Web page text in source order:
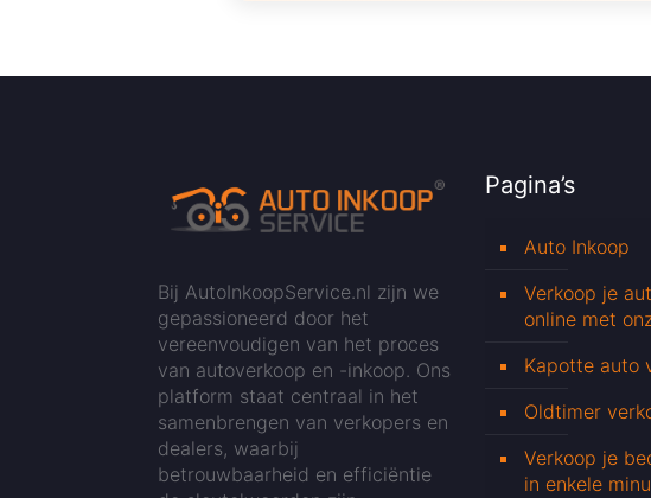
Bij AutoInkoopService.nl zijn we
gepassioneerd door het
vereenvoudigen van het proces
van autoverkoop en -inkoop. Ons
platform staat centraal in het
samenbrengen van verkopers en
dealers, waarbij
betrouwbaarheid en efficiëntie
Pagina’s
Auto Inkoop
Verkoop je
online met
Kapotte auto
Oldtimer
Verkoop je
in enkele